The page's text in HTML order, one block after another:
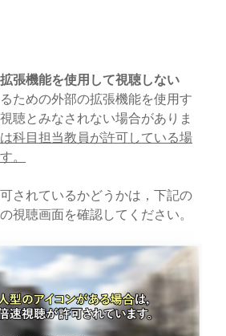
張機能を使用して視聴しない
ための外部の拡張機能を使用す
聴とみなされない場合がありま
科目担当教員が許可している場
。
されているかどうかは，下記の
視聴画面を確認してください。